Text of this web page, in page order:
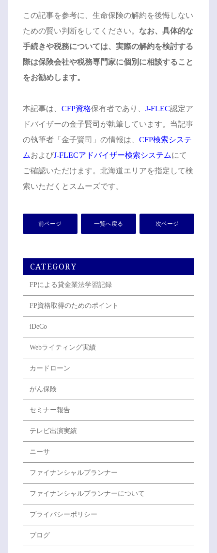
この記事を参考に、生命保険の解約を後悔しない
ための賢い判断をしてください。 なお、具体的な
手続きや税務については、実際の解約を検討する
際は保険会社や税務専門家に個別に相談すること
をお勧めします。
本記事は、 CFP資格保有者であり、 J-FLEC認定ア
ドバイザーの金子賢司が執筆しています。当記事
の執筆者「金子賢司」の情報は、 CFP検索システ
ムおよびJ-FLECアドバイザー検索システムにて
ご確認いただけます。北海道エリアを指定して検
索いただくとスムーズです。
前ページ 一覧へ戻る 次ページ
CATEGORY
FPによる貸金業法学習記録
FP資格取得のためのポイント
iDeCo
Webライティング実績
カードローン
がん保険
セミナー報告
テレビ出演実績
ニーサ
ファイナンシャルプランナー
ファイナンシャルプランナーについて
プライバシーポリシー
ブログ